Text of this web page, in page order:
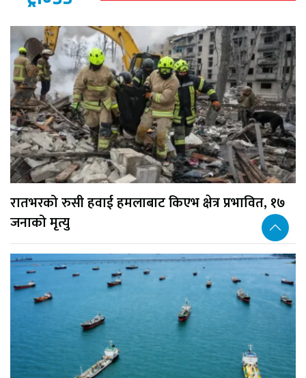
रातभरको रुसी हवाई हमलाबाट किएभ क्षेत्र प्रभावित, १७
जनाको मृत्यु